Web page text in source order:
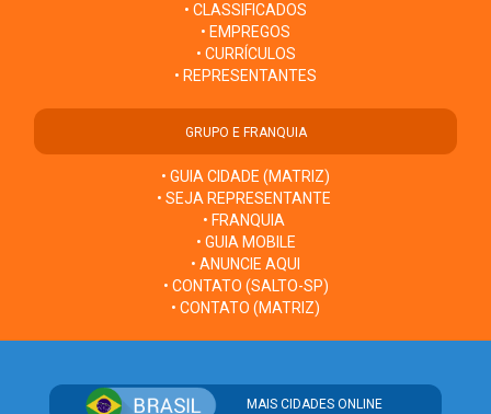
• CLASSIFICADOS
• EMPREGOS
• CURRÍCULOS
• REPRESENTANTES
GRUPO E FRANQUIA
• GUIA CIDADE (MATRIZ)
• SEJA REPRESENTANTE
• FRANQUIA
• GUIA MOBILE
• ANUNCIE AQUI
• CONTATO (SALTO-SP)
• CONTATO (MATRIZ)
MAIS CIDADES ONLINE